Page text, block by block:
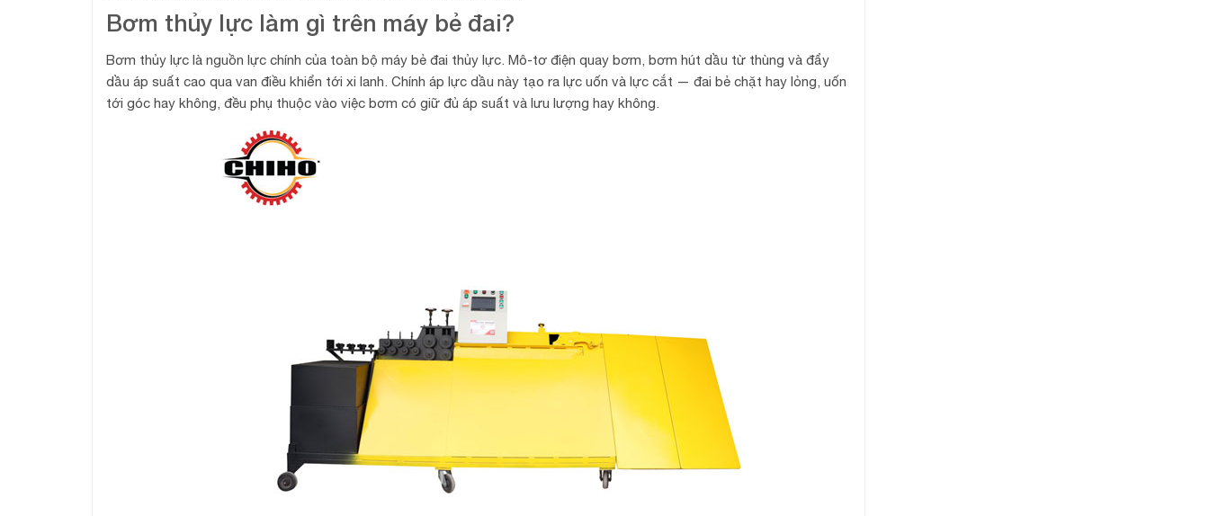
Bơm thủy lực làm gì trên máy bẻ đai?
Bơm thủy lực là nguồn lực chính của toàn bộ máy bẻ đai thủy lực. Mô-tơ điện quay bơm, bơm hút dầu từ thùng và đẩy
dầu áp suất cao qua van điều khiển tới xi lanh. Chính áp lực dầu này tạo ra lực uốn và lực cắt — đai bẻ chặt hay lỏng, uốn
tới góc hay không, đều phụ thuộc vào việc bơm có giữ đủ áp suất và lưu lượng hay không.